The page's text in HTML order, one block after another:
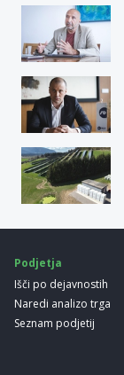
Podjetja
Išči po dejavnostih
Naredi analizo trga
Seznam podjetij